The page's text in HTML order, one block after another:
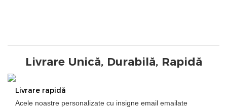
Livrare Unică, Durabilă, Rapidă
Livrare rapidă
Acele noastre personalizate cu insigne email emailate